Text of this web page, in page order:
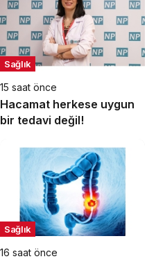
Sağlık
15 saat önce
Hacamat herkese uygun
bir tedavi değil!
Sağlık
16 saat önce